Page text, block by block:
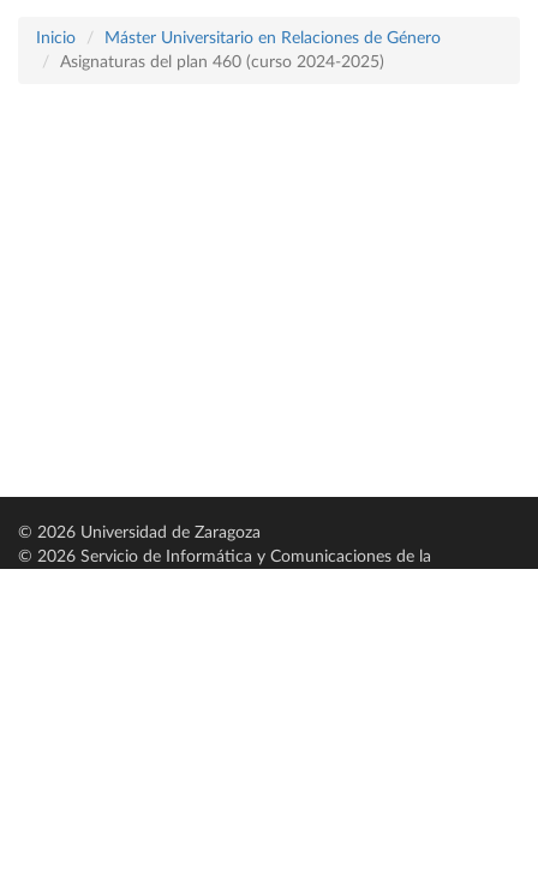
Inicio
Máster Universitario en Relaciones de Género
Asignaturas del plan 460 (curso 2024-2025)
© 2026 Universidad de Zaragoza
© 2026 Servicio de Informática y Comunicaciones de la